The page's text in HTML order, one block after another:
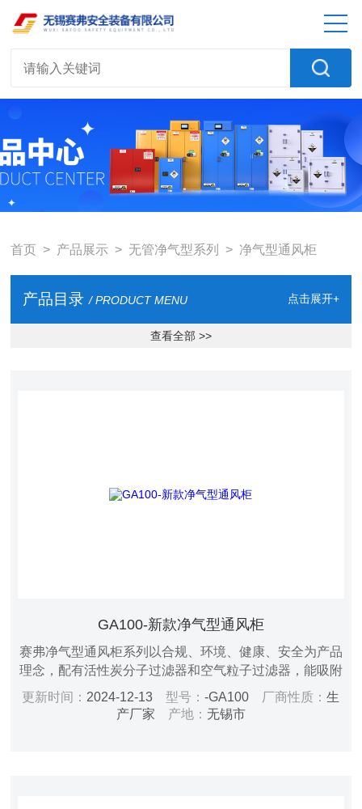
首页 > 产品展示 > 无管净气型系列 > 净气型通风柜
产品目录 / PRODUCT MENU 点击展开+
查看全部 >>
GA100-新款净气型通风柜
赛弗净气型通风柜系列以合规、环境、健康、安全为产品
理念，配有活性炭分子过滤器和空气粒子过滤器，能吸附
大多数的化学气体有害气体被过滤装置内的过滤器所吸
附，经过滤后的空气在室内进行循环，净气型通风柜不将
更新时间： 2024-12-13 型号：-GA100 厂商性质：生
产厂家 产地： 无锡市